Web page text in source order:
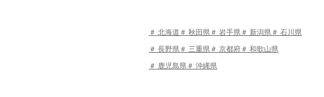
北海道 秋田県 岩手県 新潟県
石川県
長野県
三重県 京都府
和歌山県
鹿児島県
沖縄県